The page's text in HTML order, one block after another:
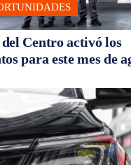
Centro activó los
para este mes de